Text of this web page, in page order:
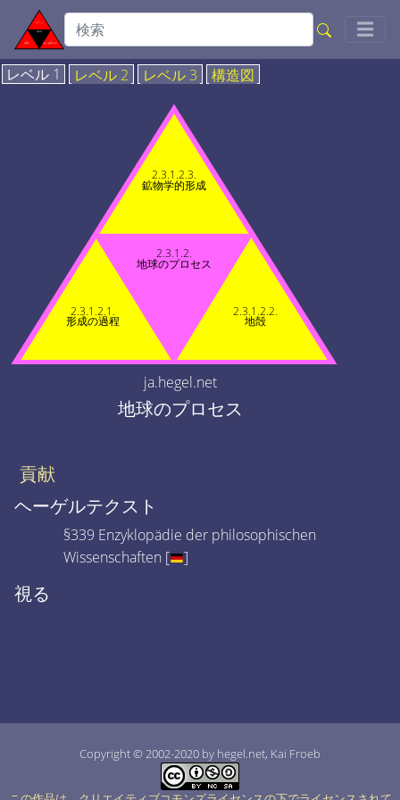
☰
レベル 1 レベル 2 レベル 3 構造図
2.3.1.2.
地球のプロセス
2.3.1.2.1.
形成の過程
2.3.1.2.2.
地殻
2.3.1.2.3.
鉱物学的形成
ja.hegel.net
地球のプロセス
貢献
ヘーゲルテクスト
§339 Enzyklopädie der philosophischen
Wissenschaften [
]
視る
Copyright © 2002-2020 by hegel.net, Kai Froeb